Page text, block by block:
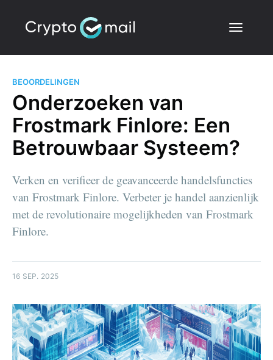
BEOORDELINGEN
Onderzoeken van
Frostmark Finlore: Een
Betrouwbaar Systeem?
Verken en verifieer de geavanceerde handelsfuncties
van Frostmark Finlore. Verbeter je handel aanzienlijk
met de revolutionaire mogelijkheden van Frostmark
Finlore.
16 SEP. 2025